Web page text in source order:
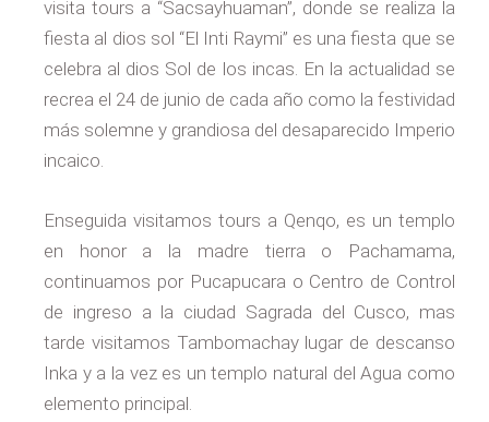
visita tours a “Sacsayhuaman”, donde se realiza la
fiesta al dios sol “El Inti Raymi” es una fiesta que se
celebra al dios Sol de los incas. En la actualidad se
recrea el 24 de junio de cada año como la festividad
más solemne y grandiosa del desaparecido Imperio
incaico.
Enseguida visitamos tours a Qenqo, es un templo
en honor a la madre tierra o Pachamama,
continuamos por Pucapucara o Centro de Control
de ingreso a la ciudad Sagrada del Cusco, mas
tarde visitamos Tambomachay lugar de descanso
Inka y a la vez es un templo natural del Agua como
elemento principal.